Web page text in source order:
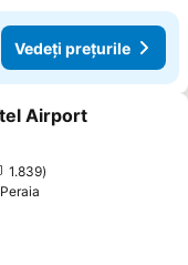
Vedeți prețurile
la favorite
Airport
1.839